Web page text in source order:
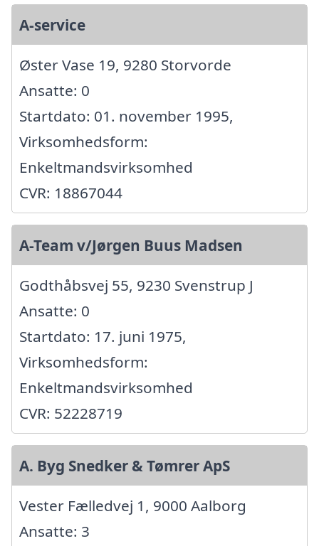
A-service
Øster Vase 19, 9280 Storvorde
Ansatte: 0
Startdato: 01. november 1995,
Virksomhedsform:
Enkeltmandsvirksomhed
CVR: 18867044
A-Team v/Jørgen Buus Madsen
Godthåbsvej 55, 9230 Svenstrup J
Ansatte: 0
Startdato: 17. juni 1975,
Virksomhedsform:
Enkeltmandsvirksomhed
CVR: 52228719
A. Byg Snedker & Tømrer ApS
Vester Fælledvej 1, 9000 Aalborg
Ansatte: 3